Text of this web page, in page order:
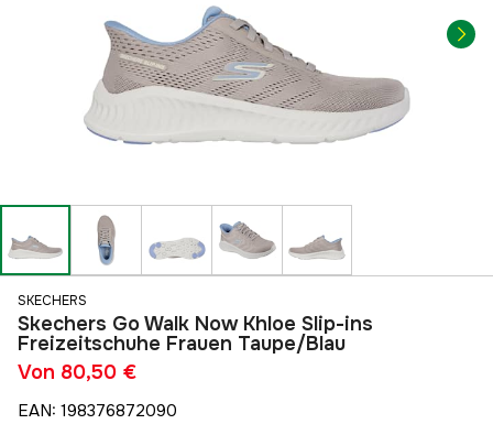
SKECHERS
Skechers Go Walk Now Khloe Slip-ins
Freizeitschuhe Frauen Taupe/Blau
Von 80,50 €
EAN: 198376872090